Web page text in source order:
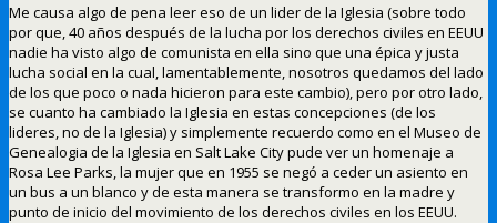
Me causa algo de pena leer eso de un lider de la Iglesia (sobre todo
por que, 40 años después de la lucha por los derechos civiles en EEUU
nadie ha visto algo de comunista en ella sino que una épica y justa
lucha social en la cual, lamentablemente, nosotros quedamos del lado
de los que poco o nada hicieron para este cambio), pero por otro lado,
se cuanto ha cambiado la Iglesia en estas concepciones (de los
lideres, no de la Iglesia) y simplemente recuerdo como en el Museo de
Genealogia de la Iglesia en Salt Lake City pude ver un homenaje a
Rosa Lee Parks, la mujer que en 1955 se negó a ceder un asiento en
un bus a un blanco y de esta manera se transformo en la madre y
punto de inicio del movimiento de los derechos civiles en los EEUU.